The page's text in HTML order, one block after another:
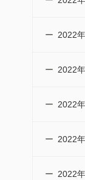
2022
2022
2022
2022
2022